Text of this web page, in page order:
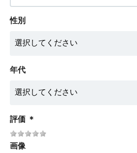
性別
年代
評価 ＊
画像